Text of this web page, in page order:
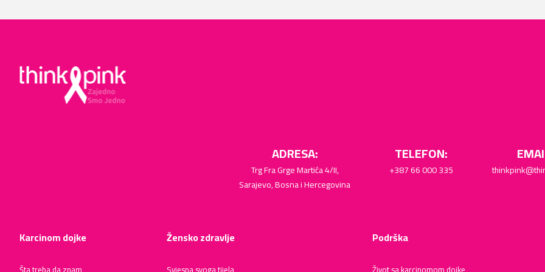
ADRESA:
Trg Fra Grge Martića 4/II,
Sarajevo, Bosna i Hercegovina
TELEFON:
+387 66 000 335
Karcinom dojke Žensko zdravlje Podrška